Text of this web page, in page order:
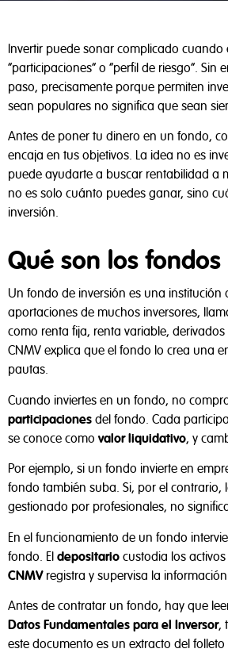
Invertir puede sonar complicado
“participaciones” o “perfil de riesgo”.
paso, precisamente porque permiten
sean populares no significa que sean
Antes de poner tu dinero en un fondo,
encaja en tus objetivos. La idea no es
puede ayudarte a buscar rentabilidad a
no es solo cuánto puedes ganar, sino
inversión.
Qué son los
Un fondo de inversión es una
aportaciones de muchos inversores,
como renta fija, renta variable,
CNMV explica que el fondo lo crea una
pautas.
Cuando inviertes en un fondo, no
participaciones del fondo. Cada
se conoce como valor liquidativo, y
Por ejemplo, si un fondo invierte en
fondo también suba. Si, por el
gestionado por profesionales, no
En el funcionamiento de un fondo
fondo. El depositario custodia los
CNMVregistra y supervisa la
Antes de contratar un fondo, hay que
Datos Fundamentales para el Inversor,
este documento es un extracto del